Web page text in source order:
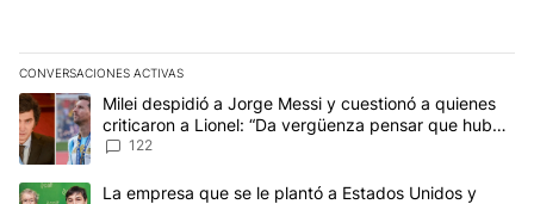
CONVERSACIONES ACTIVAS
Este listado muestra los artículos con más comentarios en los
Un artículo de tendencia con el título "Milei despidió a Jorge
Milei despidió a Jorge Messi y cuestionó a quienes
criticaron a Lionel: “Da vergüenza pensar que hubo
anti-Messi”
122
Un artículo de tendencia con el título "La empresa que se le
La empresa que se le plantó a Estados Unidos y